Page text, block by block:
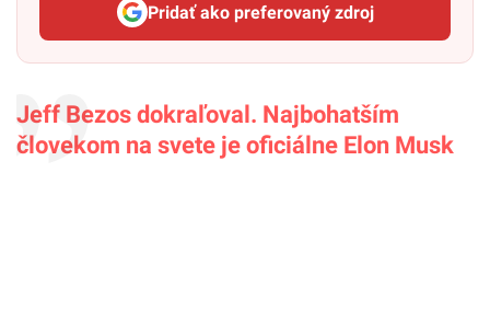
Pridať ako preferovaný zdroj
Startitup, odkaz sa otvorí v
Jeff Bezos dokraľoval. Najbohatším
človekom na svete je oficiálne Elon Musk